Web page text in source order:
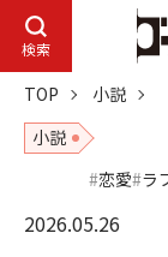
検索
TOP 小説
小説
恋愛 ラ
2026.05.26